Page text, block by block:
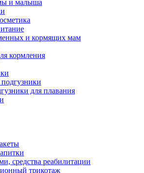
и малыша
и кормящих мам
кормления
для плавания
средства реабилитации
трикотаж